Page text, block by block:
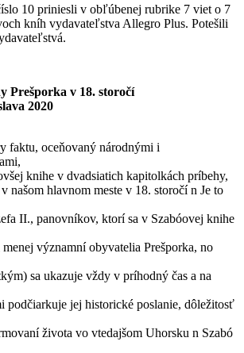
10 priniesli v obľúbenej rubrike 7 viet o 7
kníh vydavateľstva Allegro Plus. Potešili
Prešporka v 18. storočí
2020
faktu, oceňovaný národnými i
knihe v dvadsiatich kapitolkách príbehy,
našom hlavnom meste v 18. storočí n Je to
II., panovníkov, ktorí sa v Szabóovej knihe
významní obyvatelia Prešporka, no
sa ukazuje vždy v príhodný čas a na
podčiarkuje jej historické poslanie, dôležitosť
života vo vtedajšom Uhorsku n Szabó